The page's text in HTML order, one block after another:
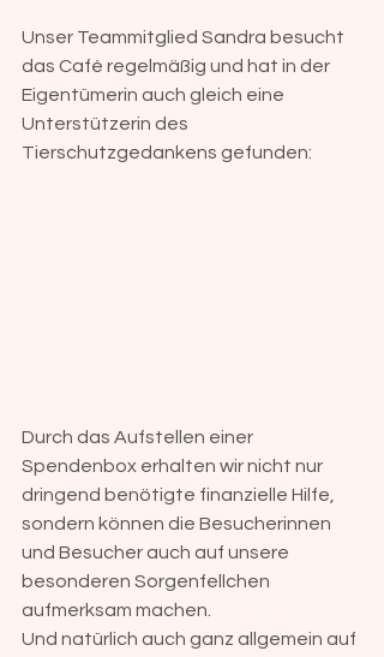
Unser Teammitglied Sandra besucht
das Café regelmäßig und hat in der
Eigentümerin auch gleich eine
Unterstützerin des
Tierschutzgedankens gefunden:
Durch das Aufstellen einer
Spendenbox erhalten wir nicht nur
dringend benötigte finanzielle Hilfe,
sondern können die Besucherinnen
und Besucher auch auf unsere
besonderen Sorgenfellchen
aufmerksam machen.
Und natürlich auch ganz allgemein auf